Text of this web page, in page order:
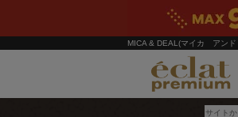
MICA & DEAL(マイカ アン